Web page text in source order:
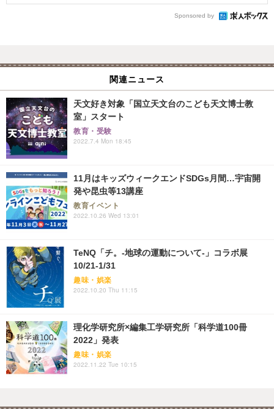
Sponsored by
関連ニュース
天文好き対象「国立天文台のこども天文博士教
室」スタート
教育・受験
2022.7.4 Mon 18:45
11月はキッズウィークエンドSDGs月間…宇宙開
発や昆虫等13講座
教育イベント
2022.10.26 Wed 13:01
TeNQ「チ。-地球の運動について-」コラボ展
10/21-1/31
趣味・娯楽
2022.10.20 Thu 11:15
理化学研究所×編集工学研究所「科学道100冊
2022」発表
趣味・娯楽
2022.11.22 Tue 10:15